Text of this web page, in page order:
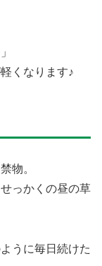
くなります♪
物。
っかくの昼の草
うに毎日続けた